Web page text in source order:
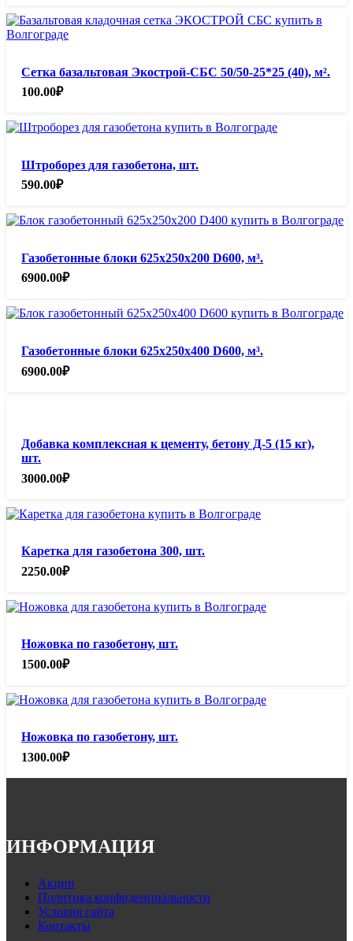
Сетка базальтовая Экострой-СБС 50/50-25*25 (40), м².
100.00₽
Штроборез для газобетона, шт.
590.00₽
Газобетонные блоки 625х250х200 D600, м³.
6900.00₽
Газобетонные блоки 625х250х400 D600, м³.
6900.00₽
Добавка комплексная к цементу, бетону Д-5 (15 кг),
шт.
3000.00₽
Каретка для газобетона 300, шт.
2250.00₽
Ножовка по газобетону, шт.
1500.00₽
Ножовка по газобетону, шт.
1300.00₽
ИНФОРМАЦИЯ
Акции
Политика конфиденциальности
Условия сайта
Контакты